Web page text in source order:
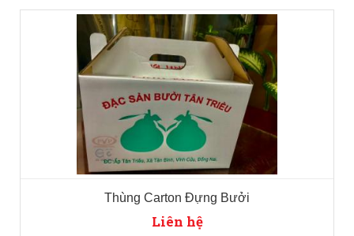
Thùng Carton Đựng Bưởi
Liên hệ